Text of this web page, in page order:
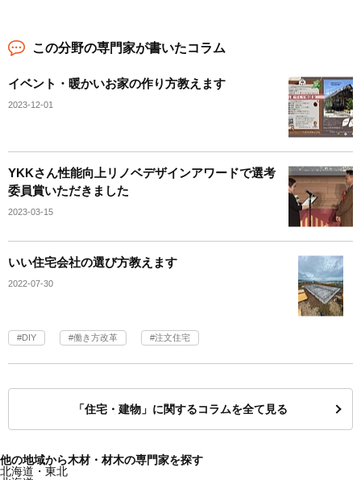
この分野の専門家が書いたコラム
イベント・暖かいお家の作り方教えます
2023-12-01
YKKさん性能向上リノベデザインアワードで選考
委員賞いただきました
2023-03-15
いい住宅会社の選び方教えます
2022-07-30
DIY 働き方改革 注文住宅
「住宅・建物」に関するコラムを全て見る
他の地域から木材・材木の専門家を探す
北海道・東北